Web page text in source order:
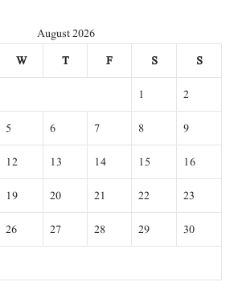
August 2026
W T F S
S
1
2
5 6 7 8
9
12 13 14 15
16
19 20 21 22
23
26 27 28 29
30